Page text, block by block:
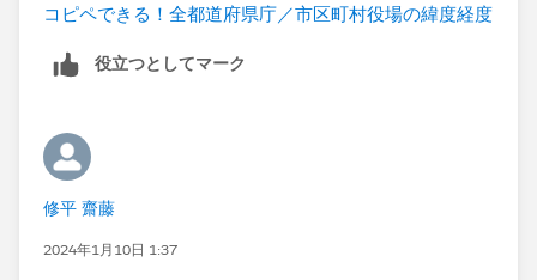
コピペできる！全都道府県庁／市区町村役場の緯度経度
役立つとしてマーク
修平 齋藤
2024年1月10日 1:37